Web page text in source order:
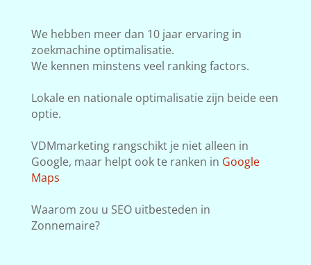
We hebben meer dan 10 jaar ervaring in
zoekmachine optimalisatie.
We kennen minstens veel ranking factors.
Lokale en nationale optimalisatie zijn beide een
optie.
VDMmarketing rangschikt je niet alleen in
Google, maar helpt ook te ranken in Google
Maps
Waarom zou u SEO uitbesteden in
Zonnemaire?